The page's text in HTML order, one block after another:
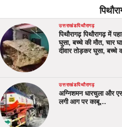
उत्तराखंडपिथौरागढ़
पिथौरागढ़ पिथौरागढ़ में
घुसा, बच्चे की मौत, चार
दीवार तोड़कर घुसा, बच्चे
उत्तराखंडपिथौरागढ़
अग्निशमन धारचुला और
लगी आग पर काबू…